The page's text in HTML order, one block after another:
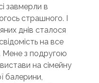
завмерли в
страшного. І
днів сталося
на все
Мене з подругою
на сімейну
балерини,